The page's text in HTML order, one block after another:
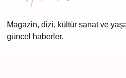
Magazin, dizi, kültür sanat ve
güncel haberler.